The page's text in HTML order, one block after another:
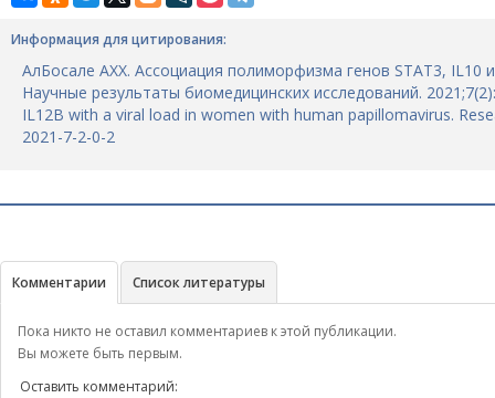
Информация для цитирования:
АлБосале АХХ. Ассоциация полиморфизма генов STAT3, IL10
Научные результаты биомедицинских исследований.
IL12B with a viral load in women with human papillomavirus.
2021-7-2-0-2
Комментарии Список литературы
Пока никто не оставил комментариев к этой публикации.
Вы можете быть первым.
Оставить комментарий: